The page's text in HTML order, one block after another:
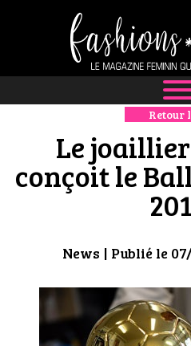
Retour
Le
conçoit le
News | Publié le